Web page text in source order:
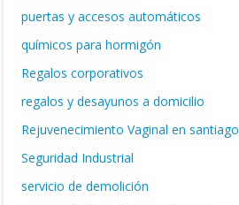
puertas y accesos automáticos
químicos para hormigón
Regalos corporativos
regalos y desayunos a domicilio
Rejuvenecimiento Vaginal en santiago
Seguridad Industrial
servicio de demolición